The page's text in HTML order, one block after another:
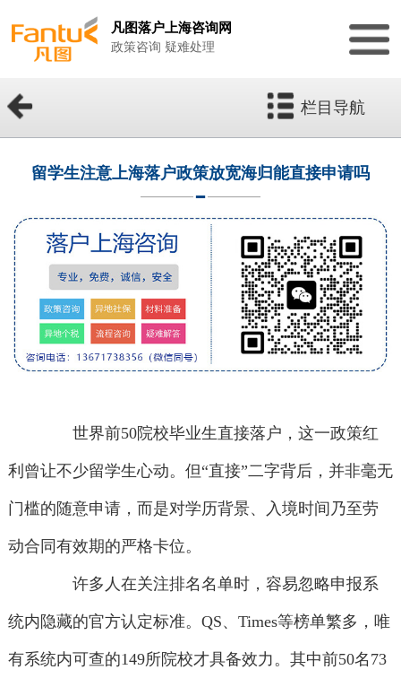
凡图落户上海咨询网
政策咨询 疑难处理
栏目导航
留学生注意上海落户政策放宽海归能直接申请吗
世界前50院校毕业生直接落户，这一政策红
利曾让不少留学生心动。但“直接”二字背后，并非毫无
门槛的随意申请，而是对学历背景、入境时间乃至劳
动合同有效期的严格卡位。
许多人在关注排名名单时，容易忽略申报系
统内隐藏的官方认定标准。QS、Times等榜单繁多，唯
有系统内可查的149所院校才具备效力。其中前50名73